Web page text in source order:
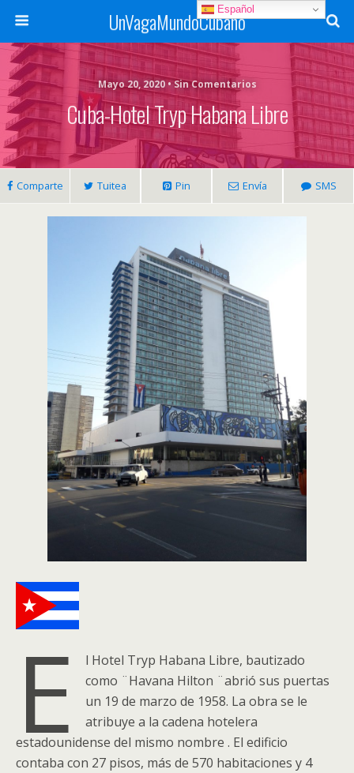
UnVagaMundoCubano
Mayo 20, 2020 • Sin Comentarios
Cuba-Hotel Tryp Habana Libre
Comparte Tuitea Pin Envía SMS
E
l Hotel Tryp Habana Libre, bautizado
como ¨Havana Hilton ¨abrió sus puertas
un 19 de marzo de 1958. La obra se le
atribuye a la cadena hotelera
estadounidense del mismo nombre . El edificio
contaba con 27 pisos, más de 570 habitaciones y 4
Español